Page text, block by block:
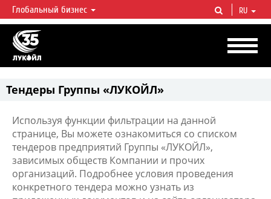
ЛУКОЙЛ СЕГОДНЯ
ЛУКОЙЛ — одна из крупнейших вертикально интегрированных
нефтегазовых компаний в мире, на долю которой приходится более 2%
мировой добычи нефти и около 1% доказанных запасов углеводородов.
Глобальный бизнес RU
Тендеры Группы «ЛУКОЙЛ»
Используя функции фильтрации на данной
странице, Вы можете ознакомиться со списком
тендеров предприятий Группы «ЛУКОЙЛ»,
зависимых обществ Компании и прочих
организаций. Подробнее условия проведения
конкретного тендера можно узнать из